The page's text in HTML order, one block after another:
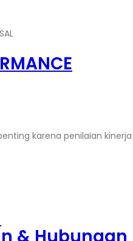
karena penilaian kinerja